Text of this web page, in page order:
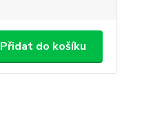
Přidat do košíku